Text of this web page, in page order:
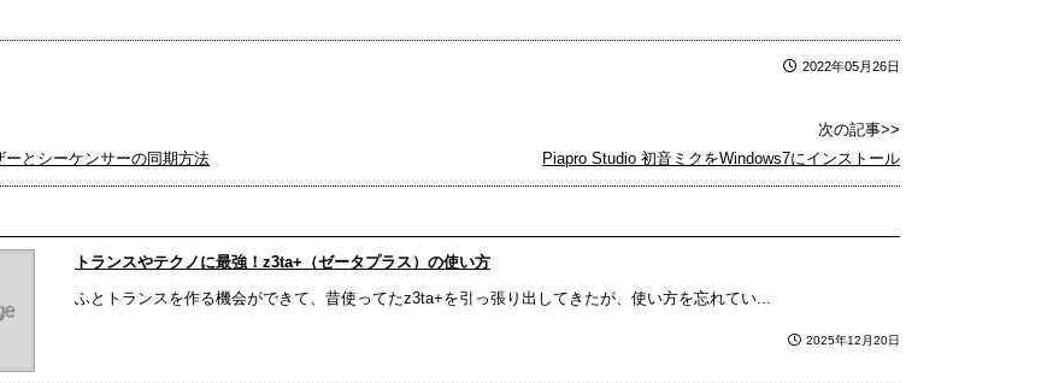
2022年05月26日
ーとシーケンサーの同期方法
次の記事>>
Piapro Studio 初音ミクをWindows7にインストール
トランスやテクノに最強！z3ta+（ゼータプラス）の使い方
ふとトランスを作る機会ができて、昔使ってたz3ta+を引っ張り出してきたが、使い方を忘れてい...
2025年12月20日